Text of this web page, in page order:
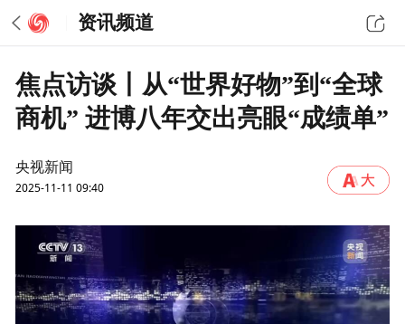
资讯频道
焦点访谈丨从“世界好物”到“全球
商机” 进博八年交出亮眼“成绩单”
央视新闻
2025-11-11 09:40